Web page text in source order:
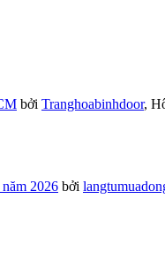
bởi Tranghoabinhdoor,
2026 bởi